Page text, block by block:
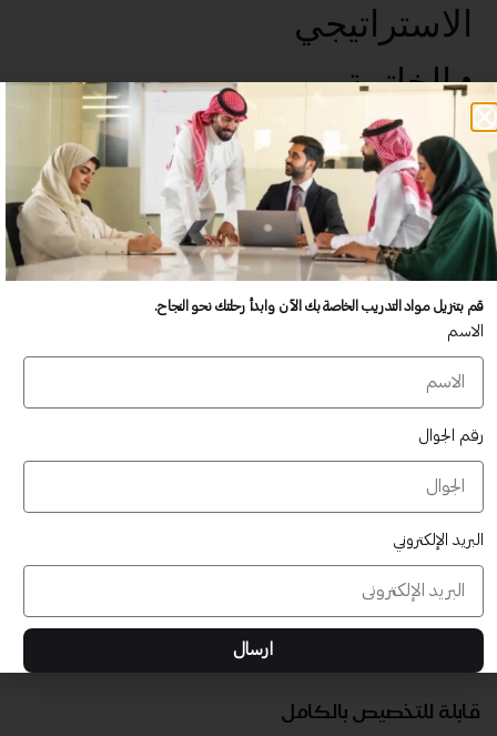
الاستراتيجي
• الخاتمة
عدد غير محدود من المستخدمين
تدريب أكبر عدد تريده من المشاركين في موقعك - ​​إلى الأبد!
لا توجد رسوم تجديد سنوية
تدريب أكبر عدد تريده من المشاركين في موقعك - ​​إلى الأبد!
قابلة للتخصيص بالكامل
قم بتنزيل مواد التدريب الخاصة بك الآن وابدأ رحلتك نحو النجاح.
الاسم
رقم الجوال
البريد الإلكتروني
ارسال